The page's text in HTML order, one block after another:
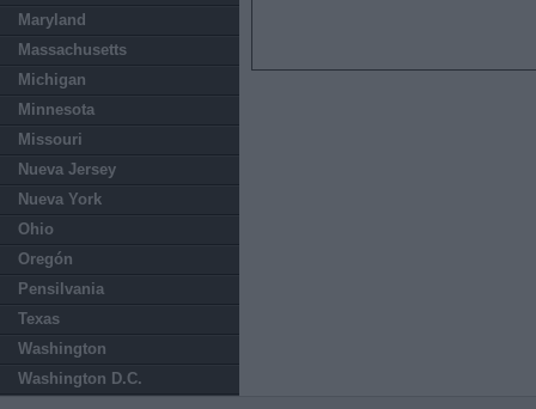
Maryland
Massachusetts
Michigan
Minnesota
Missouri
Nueva Jersey
Nueva York
Ohio
Oregón
Pensilvania
Texas
Washington
Washington D.C.